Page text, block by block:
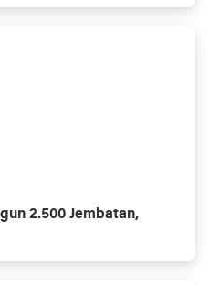
2.500 Jembatan,